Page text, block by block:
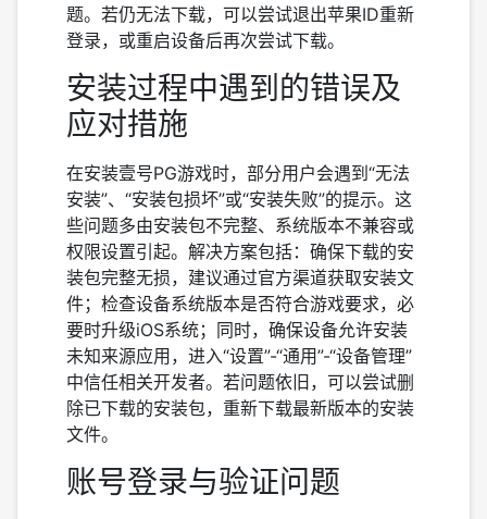
题。若仍无法下载，可以尝试退出苹果ID重新
登录，或重启设备后再次尝试下载。
安装过程中遇到的错误及
应对措施
在安装壹号PG游戏时，部分用户会遇到“无法
安装”、“安装包损坏”或“安装失败”的提示。这
些问题多由安装包不完整、系统版本不兼容或
权限设置引起。解决方案包括：确保下载的安
装包完整无损，建议通过官方渠道获取安装文
件；检查设备系统版本是否符合游戏要求，必
要时升级iOS系统；同时，确保设备允许安装
未知来源应用，进入“设置”-“通用”-“设备管理”
中信任相关开发者。若问题依旧，可以尝试删
除已下载的安装包，重新下载最新版本的安装
文件。
账号登录与验证问题